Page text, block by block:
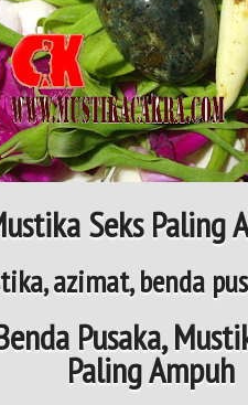
Seks Paling
azimat, benda
Pusaka,
Paling Ampuh